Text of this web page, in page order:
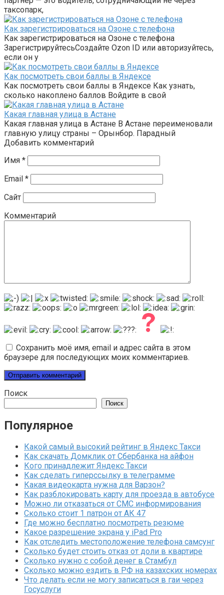
таксопарк,
Как зарегистрироваться на Озоне с телефона
Как зарегистрироваться на Озоне с телефона
ЗарегистрируйтесьСоздайте Ozon ID или авторизуйтесь,
если он у
Как посмотреть свои баллы в Яндексе
Как посмотреть свои баллы в Яндексе Как узнать,
сколько накоплено баллов Войдите в свой
Какая главная улица в Астане
Какая главная улица в Астане В Астане переименовали
главную улицу страны – Орынбор. Парадный
Добавить комментарий
Имя *
Email *
Сайт
Комментарий
Сохранить моё имя, email и адрес сайта в этом
браузере для последующих моих комментариев.
Поиск
Поиск
Популярное
Какой самый высокий рейтинг в Яндекс Такси
Как скачать Домклик от Сбербанка на айфон
Кого принадлежит Яндекс Такси
Как сделать гиперссылку в телеграмме
Какая видеокарта нужна для Варзон?
Как разблокировать карту для проезда в автобусе
Можно ли отказаться от СМС информирования
Сколько стоит 1 патрон от АК 47
Где можно бесплатно посмотреть резюме
Какое разрешение экрана у iPad Pro
Как отследить местоположение телефона самсунг
Сколько будет стоить отказ от доли в квартире
Сколько нужно с собой денег в Стамбул
Сколько можно ездить в РФ на казахских номерах
Что делать если не могу записаться в гаи через
Госуслуги